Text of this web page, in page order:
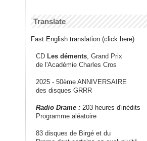
Translate
Fast English translation (click here)
CD Les déments , Grand Prix
de l'Académie Charles Cros
2025 - 50ème ANNIVERSAIRE
des disques GRRR
Radio Drame : 203 heures d'inédits
Programme aléatoire
83 disques de Birgé et du